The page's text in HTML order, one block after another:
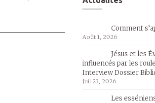
Comment
Août 1, 2026
Jésus et les
influencés par les
Interview Dossier
Juil 23, 2026
Les